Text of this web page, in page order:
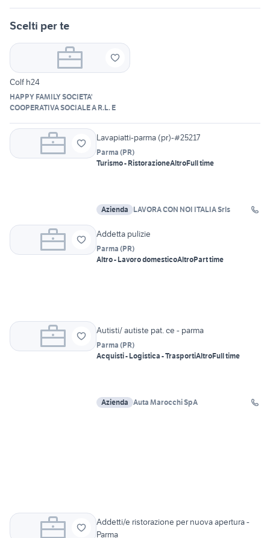
Scelti per te
Colf h24
HAPPY FAMILY SOCIETA'
COOPERATIVA SOCIALE A R.L. E
Lavapiatti-parma (pr)-#25217
Parma (PR)
Turismo - RistorazioneAltroFull time
Azienda LAVORA CON NOI ITALIA Srls
Addetta pulizie
Parma (PR)
Altro - Lavoro domesticoAltroPart time
Autisti/ autiste pat. ce - parma
Parma (PR)
Acquisti - Logistica - TrasportiAltroFull time
Azienda Auta Marocchi SpA
Addetti/e ristorazione per nuova apertura -
Parma